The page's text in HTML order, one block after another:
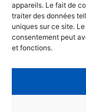
appareils. Le fait de
traiter des données
uniques sur ce site.
consentement peut
et fonctions.
Mentions
Politique de